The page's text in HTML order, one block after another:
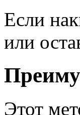
Если
или
Этот